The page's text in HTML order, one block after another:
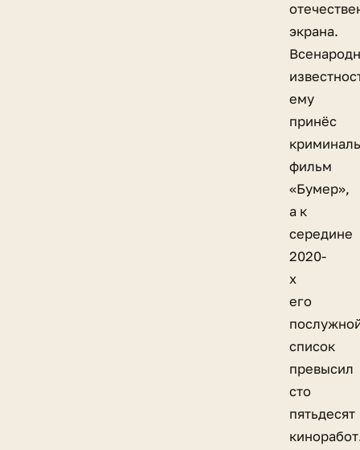
экрана.
ему
принёс
фильм
«Бумер»,
а к
середине
2020-
х
его
список
превысил
сто
пятьдесят